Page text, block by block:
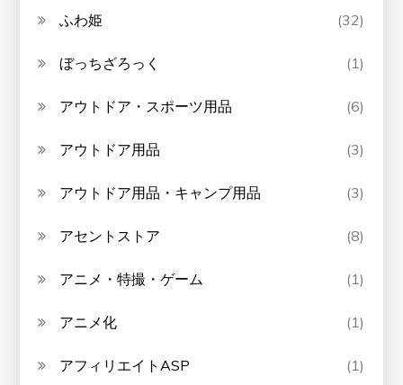
ふわ姫 (32)
ぼっちざろっく (1)
アウトドア・スポーツ用品 (6)
アウトドア用品 (3)
アウトドア用品・キャンプ用品 (3)
アセントストア (8)
アニメ・特撮・ゲーム (1)
アニメ化 (1)
アフィリエイトASP (1)